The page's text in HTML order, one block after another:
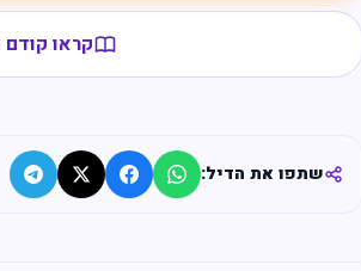
קראו
שתפו את הדיל: